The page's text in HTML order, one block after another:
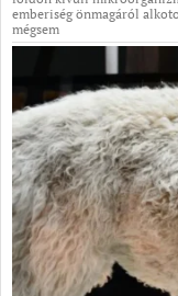
emberiség önmagáról
mégsem